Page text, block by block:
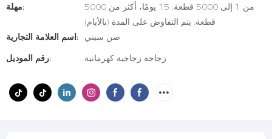
مهلة:
من 1 إلى 5000 قطعة: 15 يومًا، أكثر من 5000
قطعة: يتم التفاوض على المدة (بالأيام)
اسم العلامة التجارية:
صن سيتي
رقم الموديل:
زجاجة زجاجية كهرمانية